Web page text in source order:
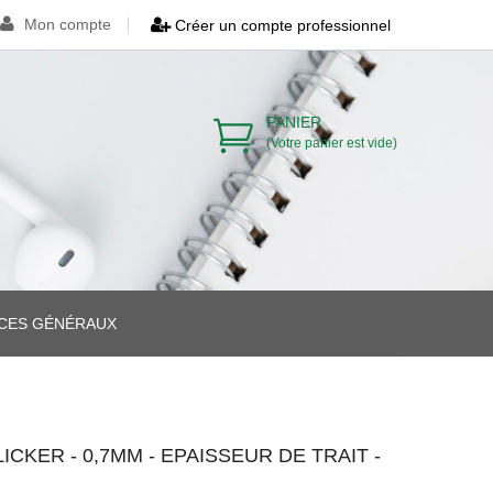
Créer un compte professionnel
Mon compte
PANIER
(Votre panier est vide)
GÉNÉRAUX
- 0,7MM - EPAISSEUR DE TRAIT -